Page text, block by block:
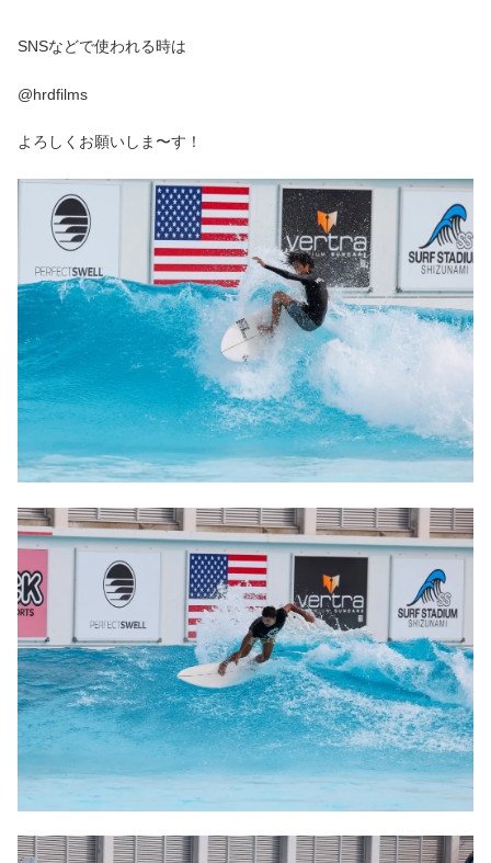
SNSなどで使われる時は
@hrdfilms
よろしくお願いしま〜す！